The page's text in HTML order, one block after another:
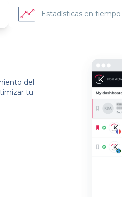
Estadísticas en tiempo
del
tu